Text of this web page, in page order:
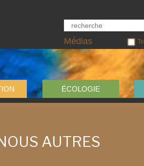
Médias
ÉCOLOGIE
AUTRES